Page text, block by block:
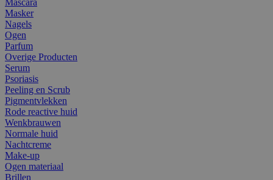
Masker
Nagels
Ogen
Parfum
Overige Producten
Serum
Psoriasis
Peeling en Scrub
Pigmentvlekken
Rode reactive huid
Wenkbrauwen
Normale huid
Nachtcreme
Make-up
Ogen materiaal
Brillen